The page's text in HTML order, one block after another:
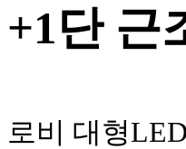
+1단 근
로비 대형